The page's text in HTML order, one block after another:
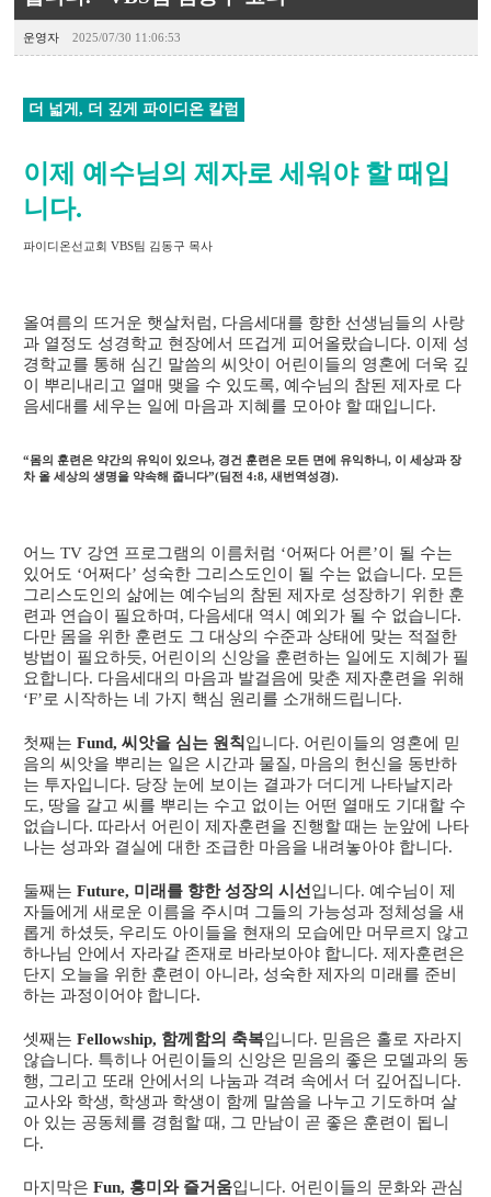
운영자 2025/07/30 11:06:53
더 넓게, 더 깊게 파이디온 칼럼
이제 예수님의 제자로 세워야 할 때입
니다.
파이디온선교회 VBS팀 김동구 목사
올여름의 뜨거운 햇살처럼, 다음세대를 향한 선생님들의 사랑
과 열정도 성경학교 현장에서 뜨겁게 피어올랐습니다. 이제 성
경학교를 통해 심긴 말씀의 씨앗이 어린이들의 영혼에 더욱 깊
이 뿌리내리고 열매 맺을 수 있도록, 예수님의 참된 제자로 다
음세대를 세우는 일에 마음과 지혜를 모아야 할 때입니다.
“몸의 훈련은 약간의 유익이 있으나, 경건 훈련은 모든 면에 유익하니, 이 세상과 장
차 올 세상의 생명을 약속해 줍니다”(딤전 4:8, 새번역성경).
어느 TV 강연 프로그램의 이름처럼 ‘어쩌다 어른’이 될 수는
있어도 ‘어쩌다’ 성숙한 그리스도인이 될 수는 없습니다. 모든
그리스도인의 삶에는 예수님의 참된 제자로 성장하기 위한 훈
련과 연습이 필요하며, 다음세대 역시 예외가 될 수 없습니다.
다만 몸을 위한 훈련도 그 대상의 수준과 상태에 맞는 적절한
방법이 필요하듯, 어린이의 신앙을 훈련하는 일에도 지혜가 필
요합니다. 다음세대의 마음과 발걸음에 맞춘 제자훈련을 위해
‘F’로 시작하는 네 가지 핵심 원리를 소개해드립니다.
첫째는 Fund, 씨앗을 심는 원칙 입니다. 어린이들의 영혼에 믿
음의 씨앗을 뿌리는 일은 시간과 물질, 마음의 헌신을 동반하
는 투자입니다. 당장 눈에 보이는 결과가 더디게 나타날지라
도, 땅을 갈고 씨를 뿌리는 수고 없이는 어떤 열매도 기대할 수
없습니다. 따라서 어린이 제자훈련을 진행할 때는 눈앞에 나타
나는 성과와 결실에 대한 조급한 마음을 내려놓아야 합니다.
둘째는 Future, 미래를 향한 성장의 시선 입니다. 예수님이 제
자들에게 새로운 이름을 주시며 그들의 가능성과 정체성을 새
롭게 하셨듯, 우리도 아이들을 현재의 모습에만 머무르지 않고
하나님 안에서 자라갈 존재로 바라보아야 합니다. 제자훈련은
단지 오늘을 위한 훈련이 아니라, 성숙한 제자의 미래를 준비
하는 과정이어야 합니다.
셋째는 Fellowship, 함께함의 축복입니다. 믿음은 홀로 자라지
않습니다. 특히나 어린이들의 신앙은 믿음의 좋은 모델과의 동
행, 그리고 또래 안에서의 나눔과 격려 속에서 더 깊어집니다.
교사와 학생, 학생과 학생이 함께 말씀을 나누고 기도하며 살
아 있는 공동체를 경험할 때, 그 만남이 곧 좋은 훈련이 됩니
다.
마지막은 Fun, 흥미와 즐거움입니다. 어린이들의 문화와 관심